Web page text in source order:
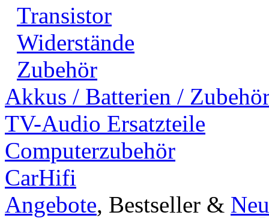
Transistor
Widerstände
Zubehör
Akkus / Batterien /
TV-Audio Ersatzteile
Computerzubehör
CarHifi
Angebote, Bestseller &